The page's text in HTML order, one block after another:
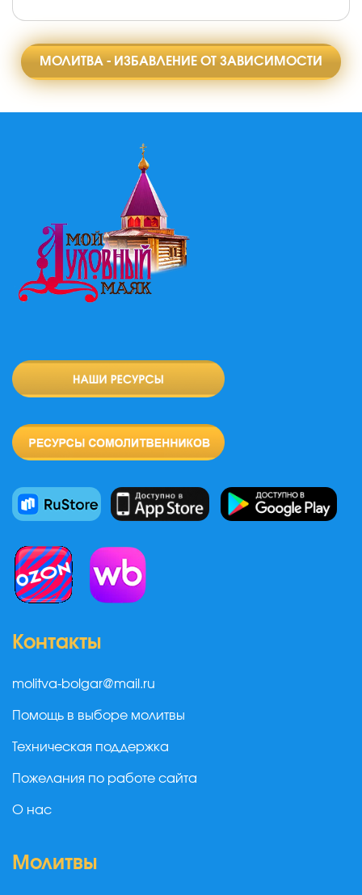
МОЛИТВА - ИЗБАВЛЕНИЕ ОТ ЗАВИСИМОСТИ
Контакты
molitva-bolgar@mail.ru
Помощь в выборе молитвы
Техническая поддержка
Пожелания по работе сайта
О нас
Молитвы